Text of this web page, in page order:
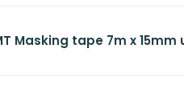
Masking tape 7m x